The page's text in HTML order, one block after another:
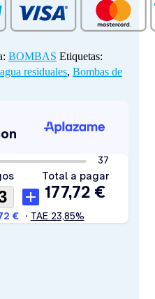
BOMBAS Etiquetas:
residuales, Bombas de